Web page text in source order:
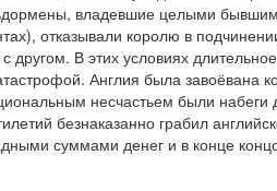
владевшие целыми
отказывали королю в
другом. В этих условиях длительное
Англия была завоёвана
несчастьем были набеги
безнаказанно грабил
суммами денег и в конце